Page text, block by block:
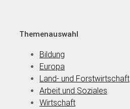
Themenauswahl
Bildung
Europa
Land- und Forstwirtschaft
Arbeit und Soziales
Wirtschaft